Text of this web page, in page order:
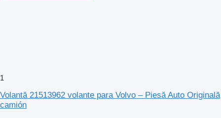
1
Volantă 21513962 volante para Volvo – Piesă Auto Originală
camión